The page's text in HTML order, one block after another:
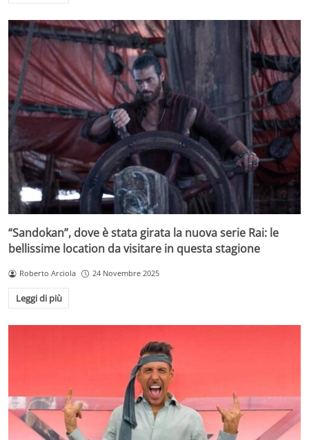
“Sandokan”, dove è stata girata la nuova serie Rai: le
bellissime location da visitare in questa stagione
Roberto Arciola 24 Novembre 2025
Leggi di più